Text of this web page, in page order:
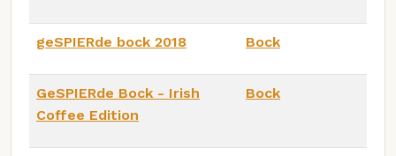
geSPIERde bock 2018 Bock
GeSPIERde Bock - Irish
Coffee Edition
Bock